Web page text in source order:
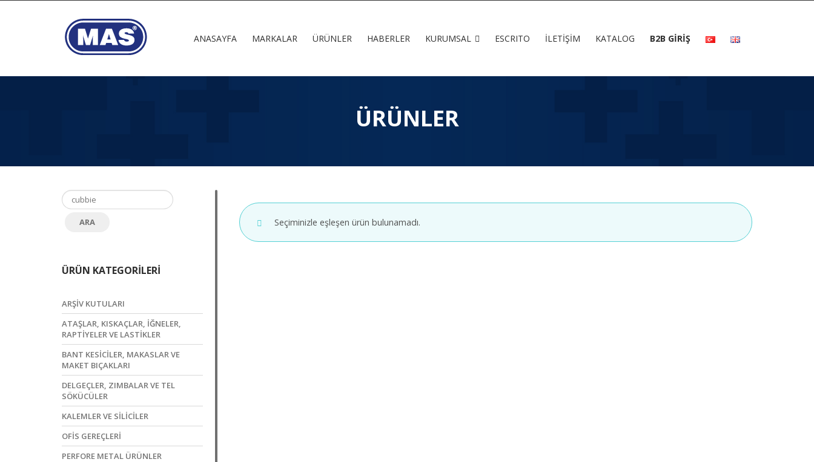
ANASAYFA MARKALAR ÜRÜNLER HABERLER KURUMSAL ESCRITO İLETIŞIM KATALOG B2B GİRİŞ
ÜRÜNLER
Seçiminizle eşleşen ürün bulunamadı.
ÜRÜN KATEGORILERI
ARŞIV KUTULARI
ATAŞLAR, KISKAÇLAR, İĞNELER,
RAPTIYELER VE LASTIKLER
BANT KESICILER, MAKASLAR VE
MAKET BIÇAKLARI
DELGEÇLER, ZIMBALAR VE TEL
SÖKÜCÜLER
KALEMLER VE SILICILER
OFIS GEREÇLERI
PERFORE METAL ÜRÜNLER